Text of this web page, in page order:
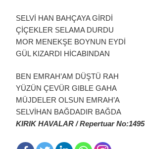
SELVİ HAN BAHÇAYA GİRDİ
ÇİÇEKLER SELAMA DURDU
MOR MENEKŞE BOYNUN EYDİ
GÜL KIZARDI HİCABINDAN
BEN EMRAH’AM DÜŞTÜ RAH
YÜZÜN ÇEVÜR GIBLE GAHA
MÜJDELER OLSUN EMRAH’A
SELVİHAN BAĞDADIR BAĞDA
KIRIK HAVALAR / Repertuar No:1495